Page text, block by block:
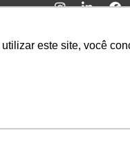
este site, você